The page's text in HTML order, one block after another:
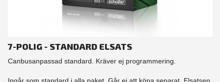
7-POLIG - STANDARD ELSATS
Canbusanpassad standard. Kräver ej programmering.